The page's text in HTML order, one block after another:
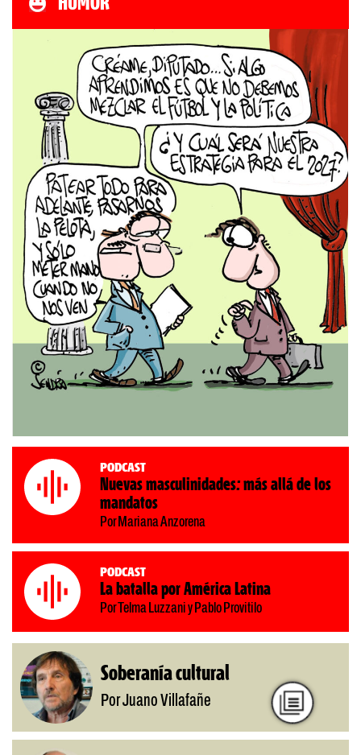
Podcast
Nuevas masculinidades: más allá de los
mandatos
Por Mariana Anzorena
Podcast
La batalla por América Latina
Por Telma Luzzani y Pablo Provitilo
Soberanía cultural
Por Juano Villafañe